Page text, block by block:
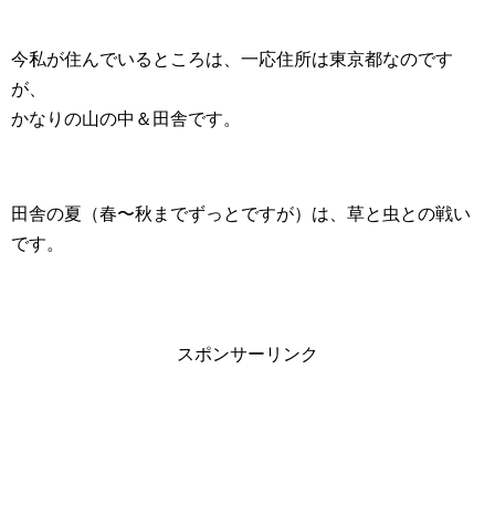
今私が住んでいるところは、一応住所は東京都なのです
が、
かなりの山の中＆田舎です。
田舎の夏（春〜秋までずっとですが）は、草と虫との戦い
です。
スポンサーリンク